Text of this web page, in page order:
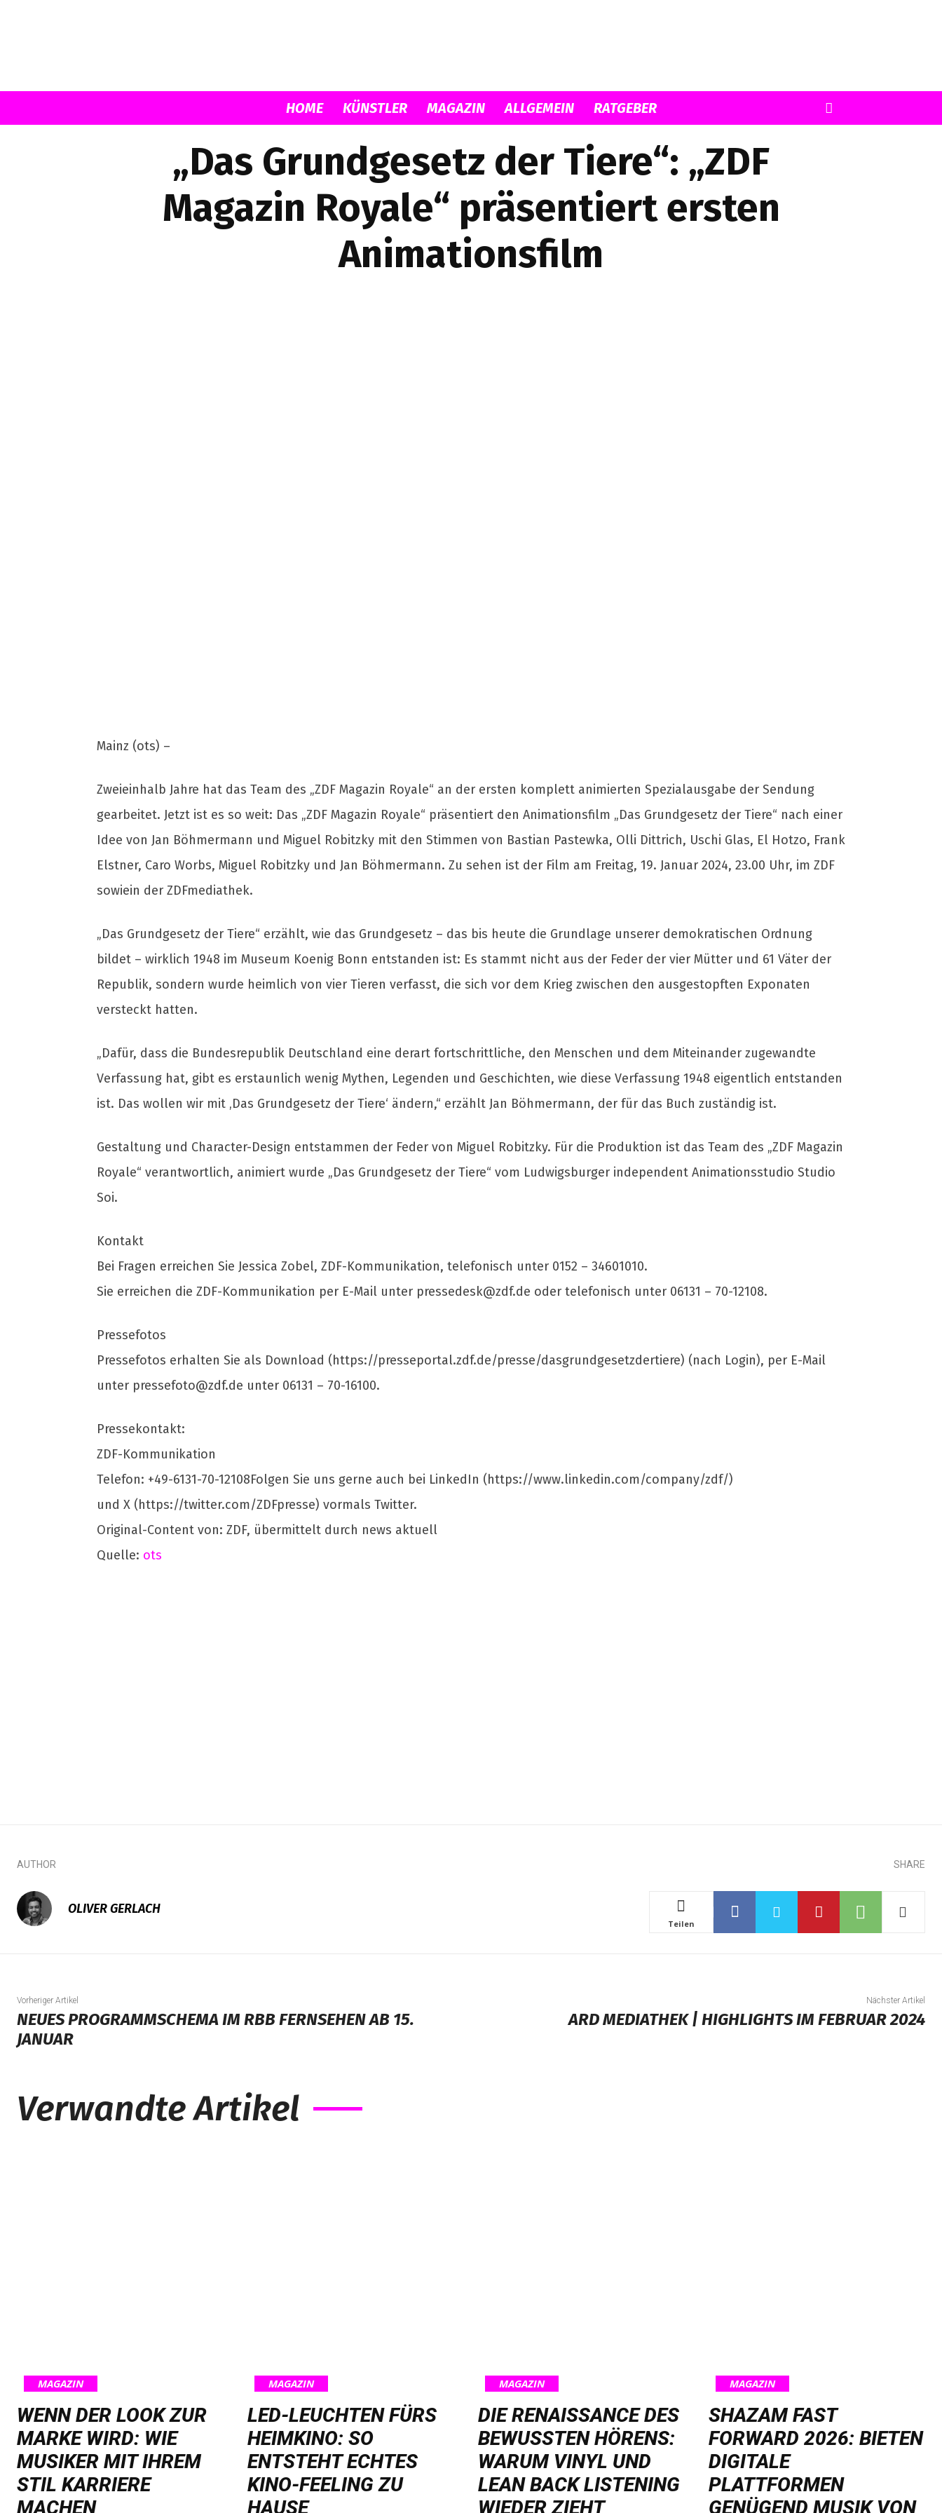
Musicload
HOME KÜNSTLER MAGAZIN ALLGEMEIN RATGEBER
„Das Grundgesetz der Tiere“: „ZDF
Magazin Royale“ präsentiert ersten
Animationsfilm
Mainz (ots) –
Zweieinhalb Jahre hat das Team des „ZDF Magazin Royale“ an der ersten komplett animierten Spezialausgabe der Sendung
gearbeitet. Jetzt ist es so weit: Das „ZDF Magazin Royale“ präsentiert den Animationsfilm „Das Grundgesetz der Tiere“ nach einer
Idee von Jan Böhmermann und Miguel Robitzky mit den Stimmen von Bastian Pastewka, Olli Dittrich, Uschi Glas, El Hotzo, Frank
Elstner, Caro Worbs, Miguel Robitzky und Jan Böhmermann. Zu sehen ist der Film am Freitag, 19. Januar 2024, 23.00 Uhr, im ZDF
sowiein der ZDFmediathek.
„Das Grundgesetz der Tiere“ erzählt, wie das Grundgesetz – das bis heute die Grundlage unserer demokratischen Ordnung
bildet – wirklich 1948 im Museum Koenig Bonn entstanden ist: Es stammt nicht aus der Feder der vier Mütter und 61 Väter der
Republik, sondern wurde heimlich von vier Tieren verfasst, die sich vor dem Krieg zwischen den ausgestopften Exponaten
versteckt hatten.
„Dafür, dass die Bundesrepublik Deutschland eine derart fortschrittliche, den Menschen und dem Miteinander zugewandte
Verfassung hat, gibt es erstaunlich wenig Mythen, Legenden und Geschichten, wie diese Verfassung 1948 eigentlich entstanden
ist. Das wollen wir mit ‚Das Grundgesetz der Tiere‘ ändern,“ erzählt Jan Böhmermann, der für das Buch zuständig ist.
Gestaltung und Character-Design entstammen der Feder von Miguel Robitzky. Für die Produktion ist das Team des „ZDF Magazin
Royale“ verantwortlich, animiert wurde „Das Grundgesetz der Tiere“ vom Ludwigsburger independent Animationsstudio Studio
Soi.
Kontakt
Bei Fragen erreichen Sie Jessica Zobel, ZDF-Kommunikation, telefonisch unter 0152 – 34601010.
Sie erreichen die ZDF-Kommunikation per E-Mail unter pressedesk@zdf.de oder telefonisch unter 06131 – 70-12108.
Pressefotos
Pressefotos erhalten Sie als Download (https://presseportal.zdf.de/presse/dasgrundgesetzdertiere) (nach Login), per E-Mail
unter pressefoto@zdf.de unter 06131 – 70-16100.
Pressekontakt:
ZDF-Kommunikation
Telefon: +49-6131-70-12108Folgen Sie uns gerne auch bei LinkedIn (https://www.linkedin.com/company/zdf/)
und X (https://twitter.com/ZDFpresse) vormals Twitter.
Original-Content von: ZDF, übermittelt durch news aktuell
Quelle: ots
AUTHOR
OLIVER GERLACH
SHARE
Teilen
Vorheriger Artikel
NEUES PROGRAMMSCHEMA IM RBB FERNSEHEN AB 15.
JANUAR
Nächster Artikel
ARD MEDIATHEK | HIGHLIGHTS IM FEBRUAR 2024
Verwandte Artikel
MAGAZIN
WENN DER LOOK ZUR
MARKE WIRD: WIE
MUSIKER MIT IHREM
STIL KARRIERE
MACHEN
MAGAZIN
LED-LEUCHTEN FÜRS
HEIMKINO: SO
ENTSTEHT ECHTES
KINO-FEELING ZU
HAUSE
MAGAZIN
DIE RENAISSANCE DES
BEWUSSTEN HÖRENS:
WARUM VINYL UND
LEAN BACK LISTENING
WIEDER ZIEHT
MAGAZIN
SHAZAM FAST
FORWARD 2026: BIETEN
DIGITALE
PLATTFORMEN
GENÜGEND MUSIK VON